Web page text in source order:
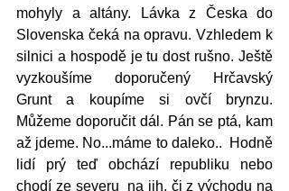
mohyly a altány. Lávka z Česka do
Slovenska čeká na opravu. Vzhledem k
silnici a hospodě je tu dost rušno. Ještě
vyzkoušíme doporučený Hrčavský
Grunt a koupíme si ovčí brynzu.
Můžeme doporučit dál. Pán se ptá, kam
až jdeme. No...máme to daleko..  Hodně
lidí prý teď obchází republiku nebo
chodí ze severu  na jih, či z východu na